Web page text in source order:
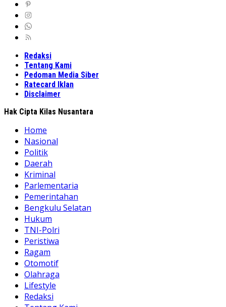
Redaksi
Tentang Kami
Pedoman Media Siber
Ratecard Iklan
Disclaimer
Hak Cipta Kilas Nusantara
Home
Nasional
Politik
Daerah
Kriminal
Parlementaria
Pemerintahan
Bengkulu Selatan
Hukum
TNI-Polri
Peristiwa
Ragam
Otomotif
Olahraga
Lifestyle
Redaksi